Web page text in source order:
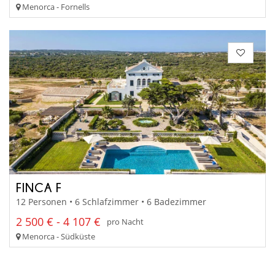
Menorca - Fornells
FINCA F
12 Personen • 6 Schlafzimmer • 6 Badezimmer
2 500 € - 4 107 €
pro Nacht
Menorca - Südküste